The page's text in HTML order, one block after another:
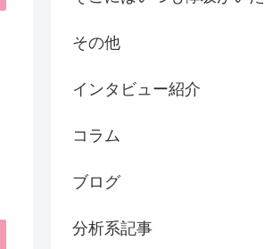
その他
インタビュー紹介
コラム
ブログ
分析系記事